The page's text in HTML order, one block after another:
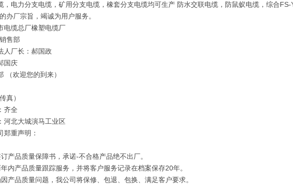
，电力分支电缆，矿用分支电缆，橡套分支电缆均可生产 防水交联电缆，防鼠蚁电缆，综合
办厂宗旨，竭诚为用户服务。
电缆总厂橡塑电缆厂
售部
人厂长：郝国政
国庆
（欢迎您的到来）
真）
齐全
河北大城演马工业区
郑重声明：
产品质量保障书，承诺-不合格产品绝不出厂。
内产品质量跟踪服务，并将客户服务记录在档案保存20年。
产品质量问题，我公司将保修、包退、包换、满足客户要求。